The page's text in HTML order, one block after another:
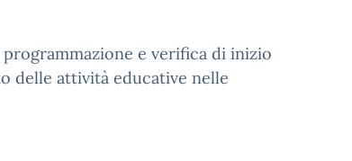
e verifica di inizio
delle attività educative nelle